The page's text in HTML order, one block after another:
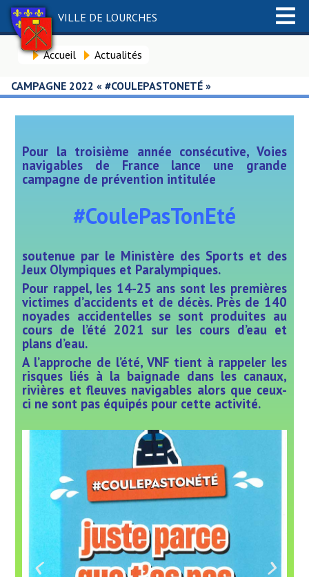
VILLE DE LOURCHES
Accueil Actualités
CAMPAGNE 2022 « #COULEPASTONETÉ »
Pour la troisième année consécutive, Voies
navigables de France lance une grande
campagne de prévention intitulée
#CoulePasTonEté
soutenue par le Ministère des Sports et des
Jeux Olympiques et Paralympiques.
Pour rappel, les 14-25 ans sont les premières
victimes d’accidents et de décès. Près de 140
noyades accidentelles se sont produites au
cours de l’été 2021 sur les cours d’eau et
plans d’eau.
A l’approche de l’été, VNF tient à rappeler les
risques liés à la baignade dans les canaux,
rivières et fleuves navigables alors que ceux-
ci ne sont pas équipés pour cette activité.